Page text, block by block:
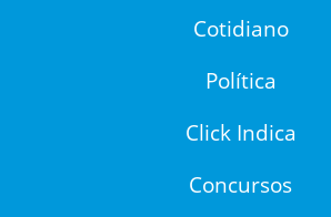
Cotidiano
Política
Click Indica
Concursos